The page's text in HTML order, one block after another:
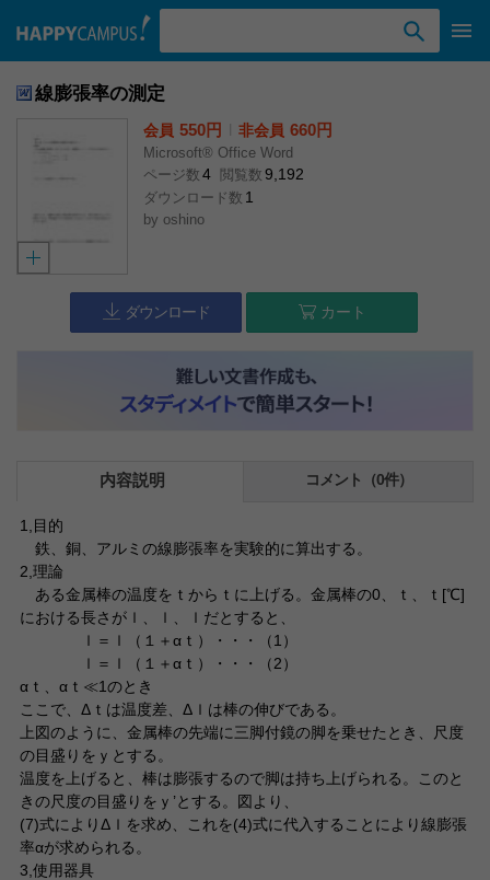
線膨張率の測定
会員 550円 非会員 660円
Microsoft® Office Word
ページ数 4 閲覧数 9,192
ダウンロード数 1
by oshino
ダウンロード カート
内容説明 コメント（0件）
1,目的
鉄、銅、アルミの線膨張率を実験的に算出する。
2,理論
ある金属棒の温度をｔからｔに上げる。金属棒の0、ｔ、ｔ[℃]
における長さがｌ、ｌ、ｌだとすると、
ｌ＝ｌ（１＋αｔ）・・・（1）
ｌ＝ｌ（１＋αｔ）・・・（2）
αｔ、αｔ≪1のとき
ここで、Δｔは温度差、Δｌは棒の伸びである。
上図のように、金属棒の先端に三脚付鏡の脚を乗せたとき、尺度
の目盛りをｙとする。
温度を上げると、棒は膨張するので脚は持ち上げられる。このと
きの尺度の目盛りをｙ’とする。図より、
(7)式によりΔｌを求め、これを(4)式に代入することにより線膨張
率αが求められる。
3,使用器具